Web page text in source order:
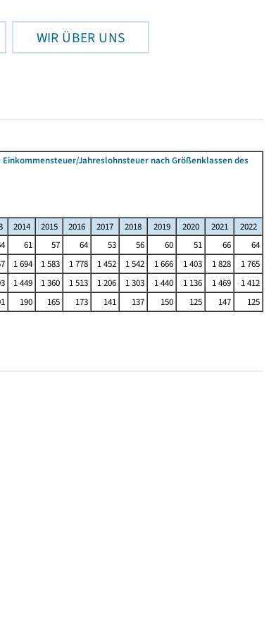
WIR ÜBER UNS
Jahreslohnsteuer nach Größenklassen des
2014 2015 2016 2017 2018 2019 2020 2021
2022
61 57 64 53 56 60 51 66
64
1 694 1 583 1 778 1 452 1 542 1 666 1 403 1 828
1 765
1 449 1 360 1 513 1 206 1 303 1 440 1 136 1 469
1 412
190 165 173 141 137 150 125 147 125